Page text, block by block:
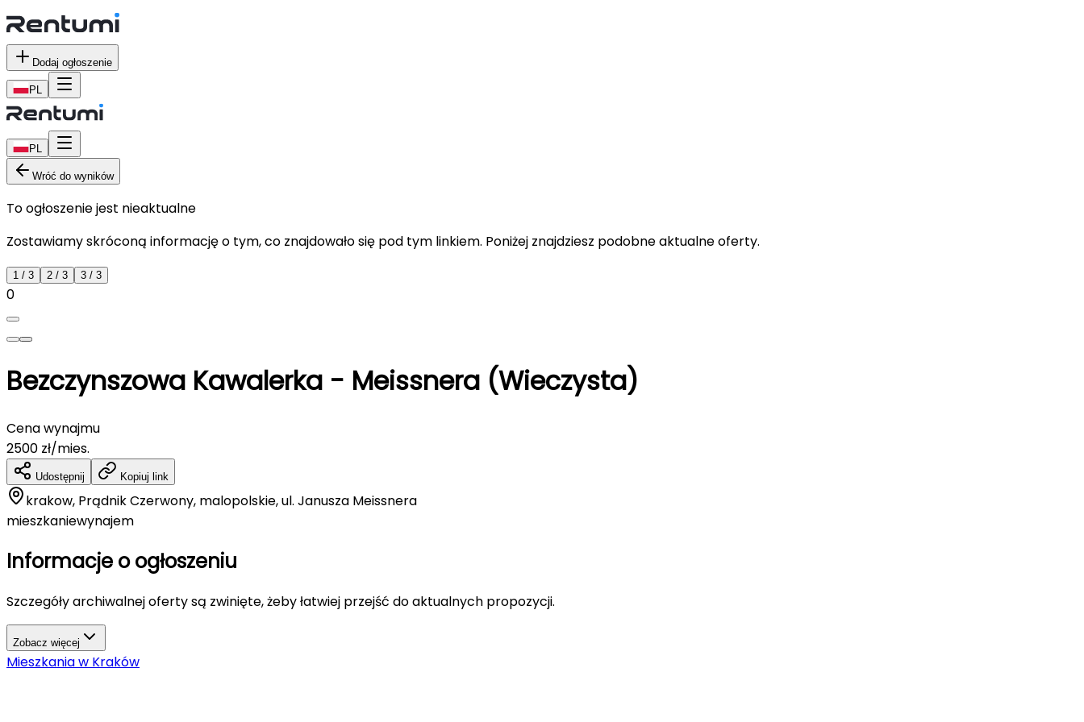
Dodaj ogłoszenie
PL
PL
Wróć do wyników
To ogłoszenie jest nieaktualne
Zostawiamy skróconą informację o tym, co znajdowało się pod tym linkiem. Poniżej znajdziesz podobne aktualne oferty.
1 / 3 2 / 3 3 / 3
0
Bezczynszowa Kawalerka - Meissnera (Wieczysta)
Cena wynajmu
2500 zł/mies.
Udostępnij Kopiuj link
krakow, Prądnik Czerwony, malopolskie, ul. Janusza Meissnera
mieszkaniewynajem
Informacje o ogłoszeniu
Szczegóły archiwalnej oferty są zwinięte, żeby łatwiej przejść do aktualnych propozycji.
Zobacz więcej
Mieszkaniaw Kraków